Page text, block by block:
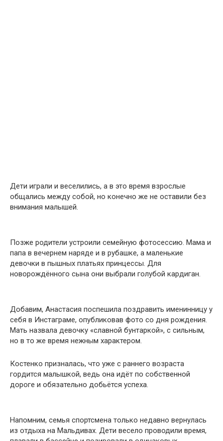
Дети играли и веселились, а в это время взрослые
общались между собой, но конечно же не оставили без
внимания малышей.
Позже родители устроили семейную фотосессию. Мама и
папа в вечернем наряде и в рубашке, а маленькие
девочки в пышных платьях принцессы. Для
новорождённого сына они выбрали голубой кардиган.
Добавим, Анастасия поспешила поздравить именинницу у
себя в Инстаграме, опубликовав фото со дня рождения.
Мать назвала девочку «славной бунтаркой», с сильным,
но в то же время нежным характером.
Костенко призналась, что уже с раннего возраста
гордится малышкой, ведь она идёт по собственной
дороге и обязательно добьётся успеха.
Напомним, семья спортсмена только недавно вернулась
из отдыха на Мальдивах. Дети весело проводили время,